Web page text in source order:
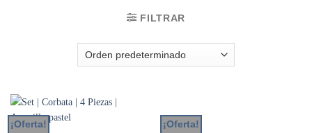
FILTRAR
¡Oferta! ¡Oferta!